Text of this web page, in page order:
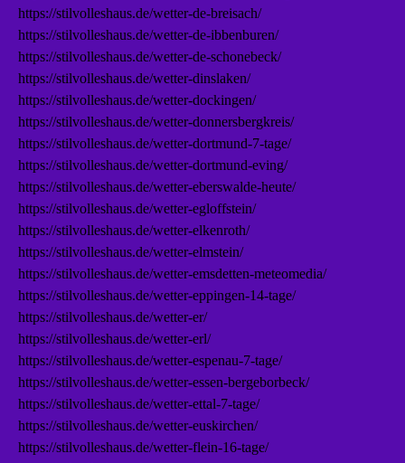
https://stilvolleshaus.de/wetter-de-breisach/
https://stilvolleshaus.de/wetter-de-ibbenburen/
https://stilvolleshaus.de/wetter-de-schonebeck/
https://stilvolleshaus.de/wetter-dinslaken/
https://stilvolleshaus.de/wetter-dockingen/
https://stilvolleshaus.de/wetter-donnersbergkreis/
https://stilvolleshaus.de/wetter-dortmund-7-tage/
https://stilvolleshaus.de/wetter-dortmund-eving/
https://stilvolleshaus.de/wetter-eberswalde-heute/
https://stilvolleshaus.de/wetter-egloffstein/
https://stilvolleshaus.de/wetter-elkenroth/
https://stilvolleshaus.de/wetter-elmstein/
https://stilvolleshaus.de/wetter-emsdetten-meteomedia/
https://stilvolleshaus.de/wetter-eppingen-14-tage/
https://stilvolleshaus.de/wetter-er/
https://stilvolleshaus.de/wetter-erl/
https://stilvolleshaus.de/wetter-espenau-7-tage/
https://stilvolleshaus.de/wetter-essen-bergeborbeck/
https://stilvolleshaus.de/wetter-ettal-7-tage/
https://stilvolleshaus.de/wetter-euskirchen/
https://stilvolleshaus.de/wetter-flein-16-tage/